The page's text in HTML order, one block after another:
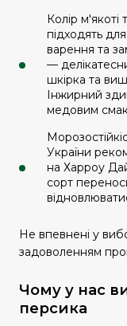
Колір м'якоті
підходять
варення та
—
шкірка та
Інжирний
медовим
України
на Харроу
сорт
Не впевнені у
задоволенням
Чому у нас
персика